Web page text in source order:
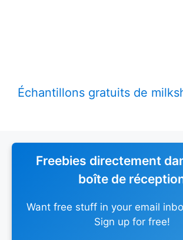
Échantillons gratuits de
Freebies directement
boîte de
Want free stuff in your email
Sign up for free!